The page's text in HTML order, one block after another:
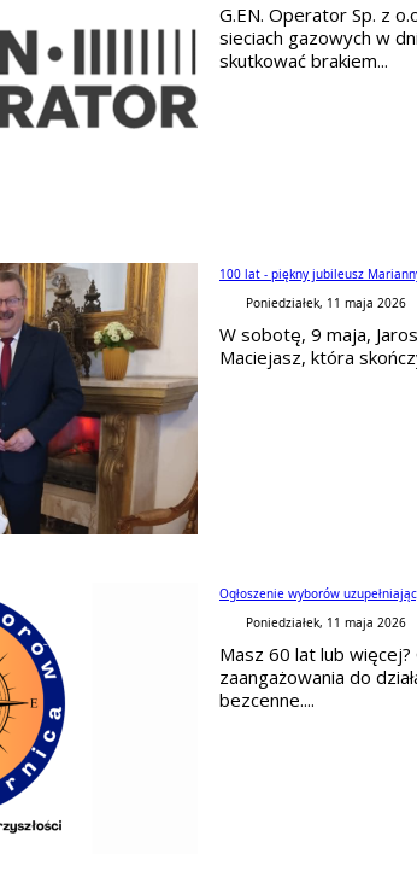
G.EN. Operator Sp. z
sieciach gazowych w
skutkować brakiem...
100 lat - piękny jubileusz
Poniedziałek, 11 maja 2026
W sobotę, 9 maja,
Maciejasz, która
Ogłoszenie wyborów
Poniedziałek, 11 maja 2026
Masz 60 lat lub więcej?
zaangażowania do
bezcenne....